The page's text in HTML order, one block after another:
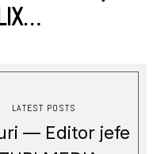
LATEST POSTS
— Editor jefe